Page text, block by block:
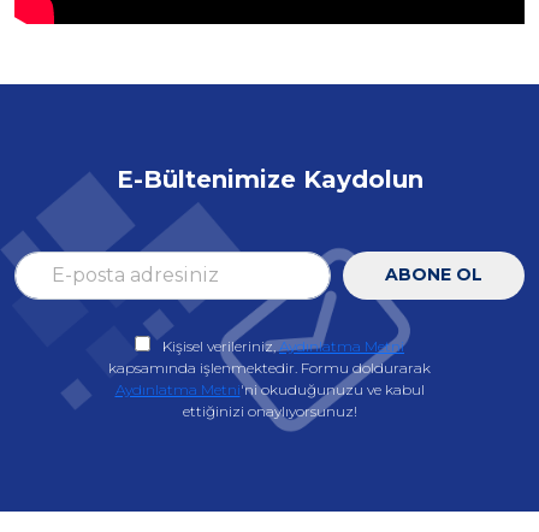
E-Bültenimize Kaydolun
ABONE OL
Kişisel verileriniz,Aydınlatma Metni
kapsamında işlenmektedir. Formu doldurarak
Aydınlatma Metni'ni okuduğunuzu ve kabul
ettiğinizi onaylıyorsunuz!